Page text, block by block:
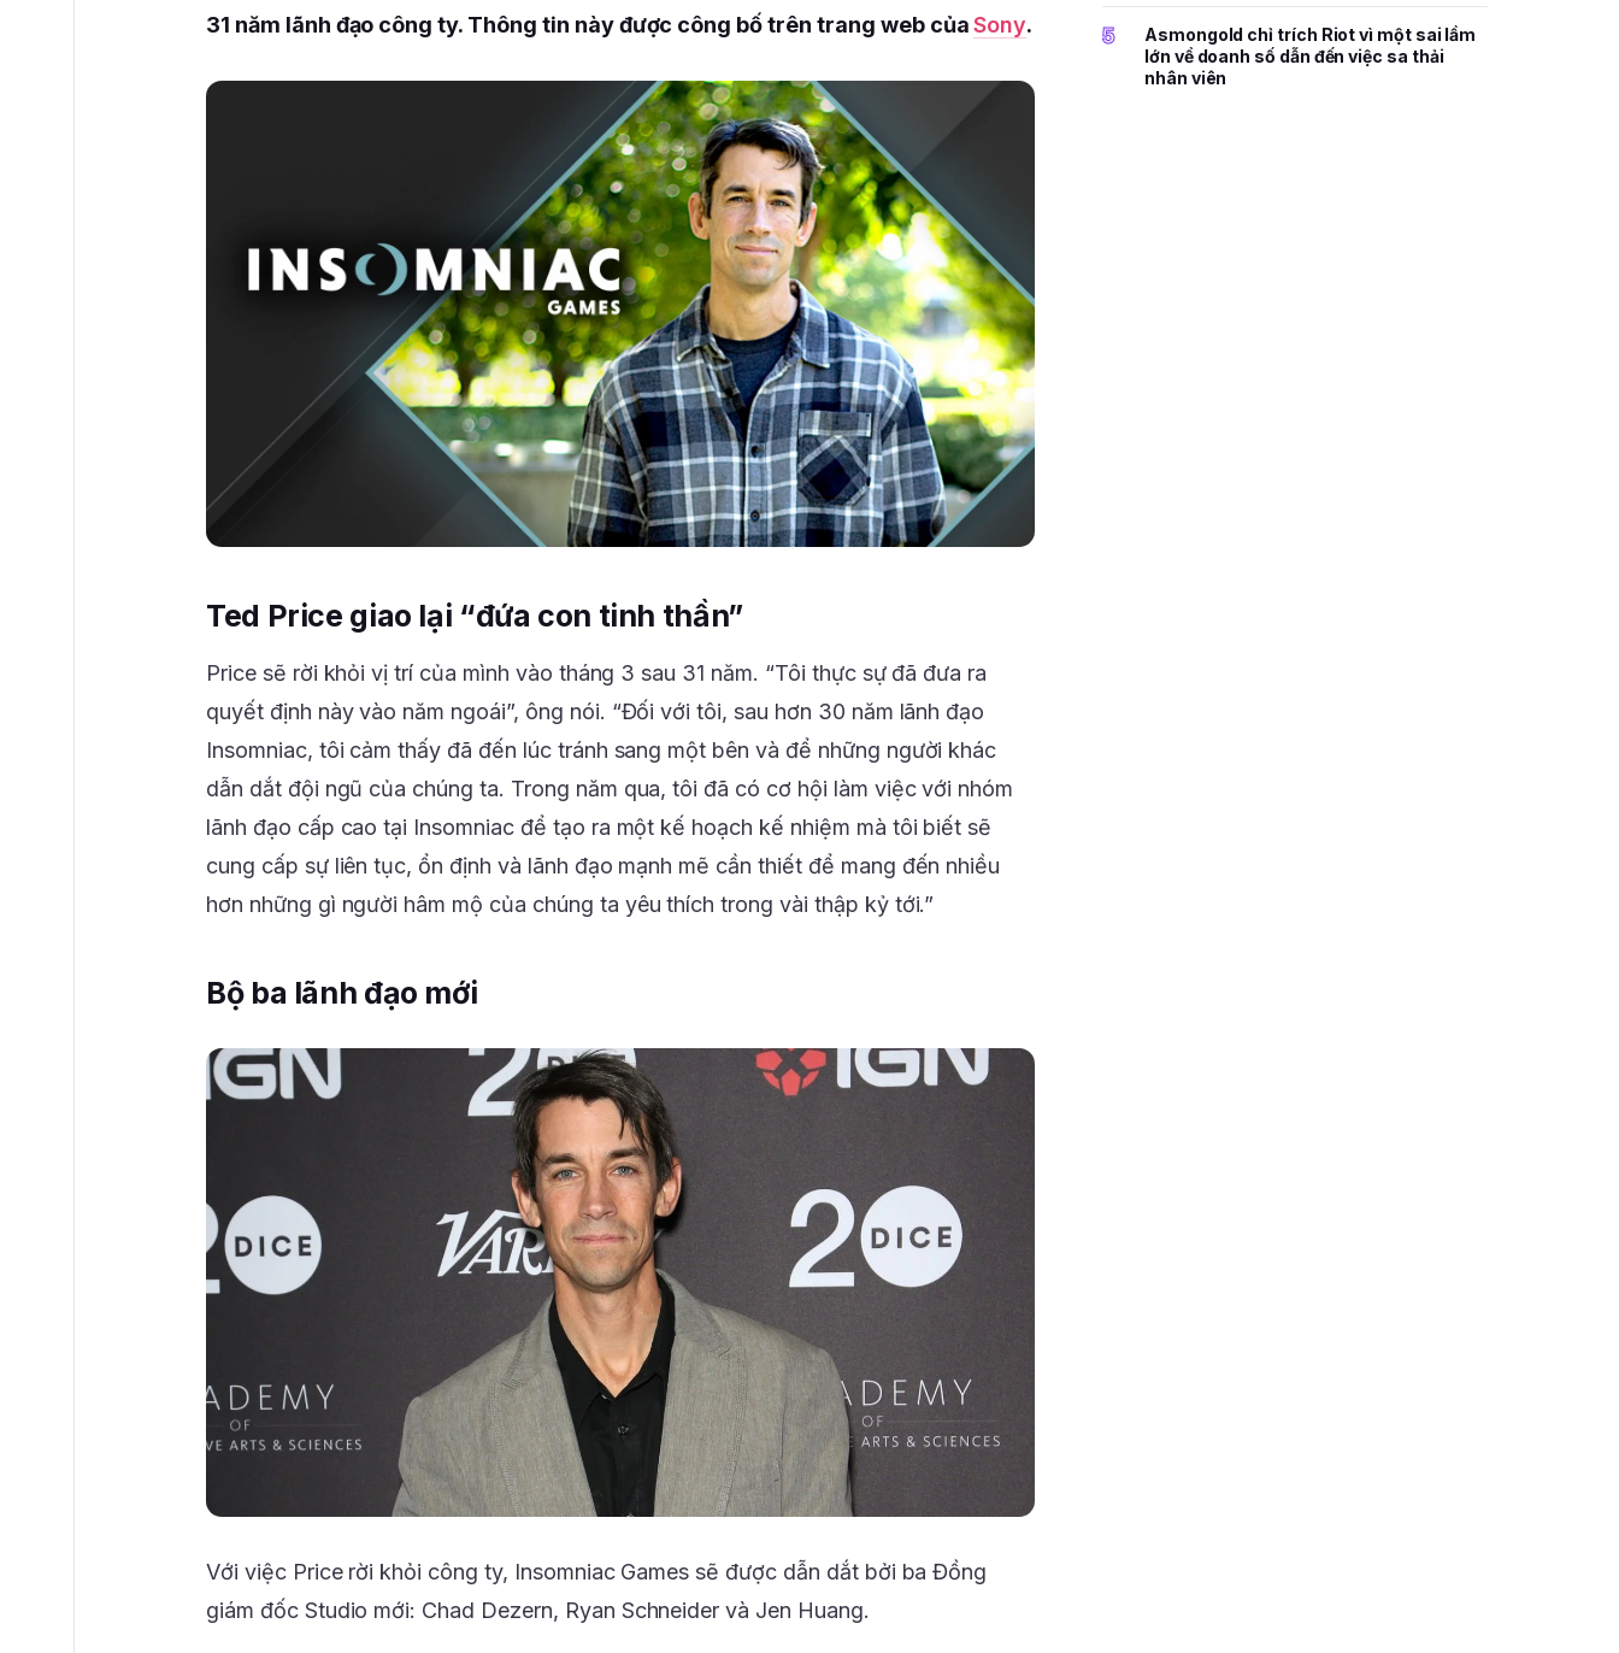
31 năm lãnh đạo công ty. Thông tin này được công bố trên trang web củaSony.
Ted Price giao lại “đứa con tinh thần”
Price sẽ rời khỏi vị trí của mình vào tháng 3 sau 31 năm. “Tôi thực sự đã đưa ra
quyết định này vào năm ngoái”, ông nói. “Đối với tôi, sau hơn 30 năm lãnh đạo
Insomniac, tôi cảm thấy đã đến lúc tránh sang một bên và để những người khác
dẫn dắt đội ngũ của chúng ta. Trong năm qua, tôi đã có cơ hội làm việc với nhóm
lãnh đạo cấp cao tại Insomniac để tạo ra một kế hoạch kế nhiệm mà tôi biết sẽ
cung cấp sự liên tục, ổn định và lãnh đạo mạnh mẽ cần thiết để mang đến nhiều
hơn những gì người hâm mộ của chúng ta yêu thích trong vài thập kỷ tới.”
Bộ ba lãnh đạo mới
Với việc Price rời khỏi công ty, Insomniac Games sẽ được dẫn dắt bởi ba Đồng
giám đốc Studio mới: Chad Dezern, Ryan Schneider và Jen Huang.
5
Asmongold chỉ trích Riot vì một sai lầm
lớn về doanh số dẫn đến việc sa thải
nhân viên